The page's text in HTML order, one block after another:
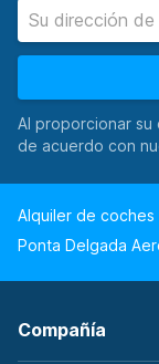
Al proporcionar
de acuerdo con
Alquiler de coches
Ponta Delgada
Compañía